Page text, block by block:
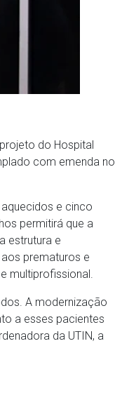
do Hospital
com emenda no
e cinco
permitirá que a
estrutura e
prematuros e
multiprofissional.
A modernização
a esses pacientes
da UTIN, a